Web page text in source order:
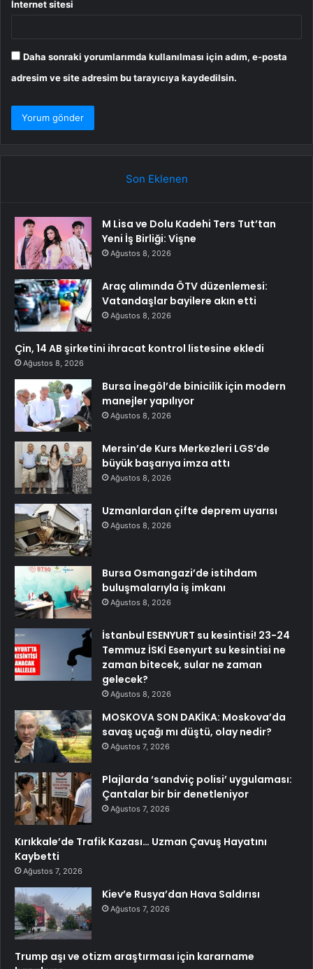
İnternet sitesi
Daha sonraki yorumlarımda kullanılması için adım, e-posta
adresim ve site adresim bu tarayıcıya kaydedilsin.
Son Eklenen
M Lisa ve Dolu Kadehi Ters Tut’tan
Yeni İş Birliği: Vişne
Ağustos 8, 2026
Araç alımında ÖTV düzenlemesi:
Vatandaşlar bayilere akın etti
Ağustos 8, 2026
Çin, 14 AB şirketini ihracat kontrol listesine ekledi
Ağustos 8, 2026
Bursa İnegöl’de binicilik için modern
manejler yapılıyor
Ağustos 8, 2026
Mersin’de Kurs Merkezleri LGS’de
büyük başarıya imza attı
Ağustos 8, 2026
Uzmanlardan çifte deprem uyarısı
Ağustos 8, 2026
Bursa Osmangazi’de istihdam
buluşmalarıyla iş imkanı
Ağustos 8, 2026
İstanbul ESENYURT su kesintisi! 23-24
Temmuz İSKİ Esenyurt su kesintisi ne
zaman bitecek, sular ne zaman
gelecek?
Ağustos 8, 2026
MOSKOVA SON DAKİKA: Moskova’da
savaş uçağı mı düştü, olay nedir?
Ağustos 7, 2026
Plajlarda ‘sandviç polisi’ uygulaması:
Çantalar bir bir denetleniyor
Ağustos 7, 2026
Kırıkkale’de Trafik Kazası… Uzman Çavuş Hayatını
Kaybetti
Ağustos 7, 2026
Kiev’e Rusya’dan Hava Saldırısı
Ağustos 7, 2026
Trump aşı ve otizm araştırması için kararname